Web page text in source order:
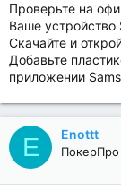
Проверьте на
Ваше устройство
Скачайте и
Добавьте
приложении
E Enottt